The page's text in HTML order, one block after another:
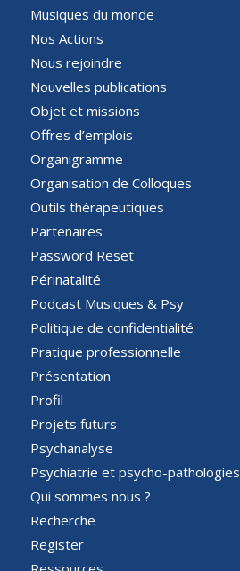
Musiques du monde
Nos Actions
Nous rejoindre
Nouvelles publications
Objet et missions
Offres d’emplois
Organigramme
Organisation de Colloques
Outils thérapeutiques
Partenaires
Password Reset
Périnatalité
Podcast Musiques & Psy
Politique de confidentialité
Pratique professionnelle
Présentation
Profil
Projets futurs
Psychanalyse
Psychiatrie et psycho-pathologies
Qui sommes nous ?
Recherche
Register